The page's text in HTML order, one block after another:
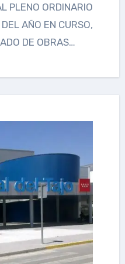
PLENO ORDINARIO
AÑO EN CURSO,
DE OBRAS…